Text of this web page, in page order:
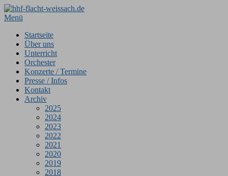
Zum
Inhalt
Menü
Startseite
Über uns
Unterricht
Orchester
Konzerte / Termine
Presse / Infos
Kontakt
Archiv
2025
2024
2023
2022
2021
2020
2019
2018